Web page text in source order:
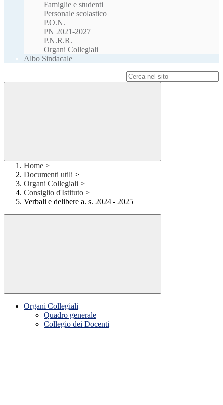
Famiglie e studenti
Personale scolastico
P.O.N.
PN 2021-2027
P.N.R.R.
Organi Collegiali
Albo Sindacale
Home >
Documenti utili >
Organi Collegiali >
Consiglio d'Istituto >
Verbali e delibere a. s. 2024 - 2025
Organi Collegiali
Quadro generale
Collegio dei Docenti